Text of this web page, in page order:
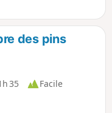
du niveau de risque
carte.
des pins
35
Facile